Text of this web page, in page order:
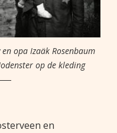
en opa Izaäk Rosenbaum
op de kleding
en